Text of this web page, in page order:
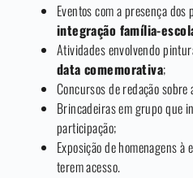
Eventos com a presença
integração família-
Atividades envolvendo
data comemorativa;
Concursos de redação
Brincadeiras em grupo que
participação;
Exposição de homenagens
terem acesso.